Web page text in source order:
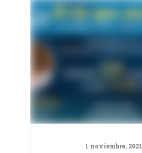
1 noviembre, 2021